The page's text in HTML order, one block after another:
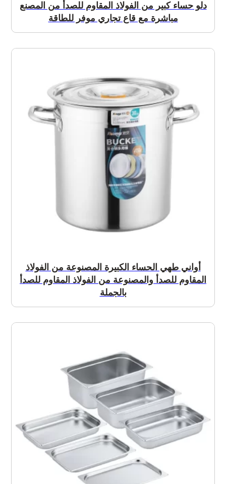
دلو حساء كبير من الفولاذ المقاوم للصدأ من المصنع
مباشرة مع قاع تجاري موفر للطاقة
أواني طهي الحساء الكبيرة المصنوعة من الفولاذ
المقاوم للصدأ والمصنوعة من الفولاذ المقاوم للصدأ
بالجملة